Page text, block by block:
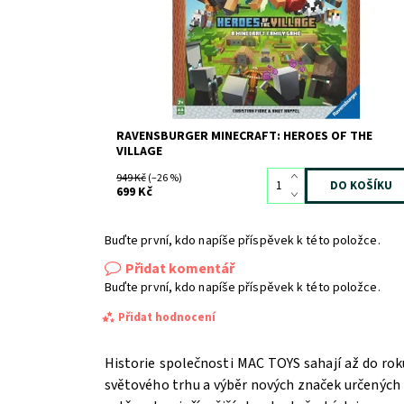
11083
RAVENSBURGER
RAVENSBURGER MINECRAFT: HEROES OF THE
VILLAGE
949 Kč(–26 %)
699 Kč
Buďte první, kdo napíše příspěvek k této položce.
Přidat komentář
Buďte první, kdo napíše příspěvek k této položce.
Přidat hodnocení
Historie společnosti MAC TOYS sahají až do
světového trhu a výběr nových značek